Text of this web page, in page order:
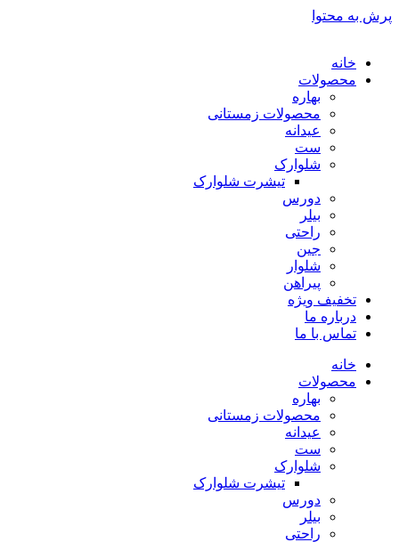
پرش به محتوا
خانه
محصولات
بهاره
محصولات زمستانی
عیدانه
ست
شلوارک
تیشرت شلوارک
دورس
بیلر
راحتی
جین
شلوار
پیراهن
تخفیف ویژه
درباره ما
تماس با ما
خانه
محصولات
بهاره
محصولات زمستانی
عیدانه
ست
شلوارک
تیشرت شلوارک
دورس
بیلر
راحتی